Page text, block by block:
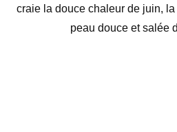
craie la douce chaleur de juin, la
peau douce et salée